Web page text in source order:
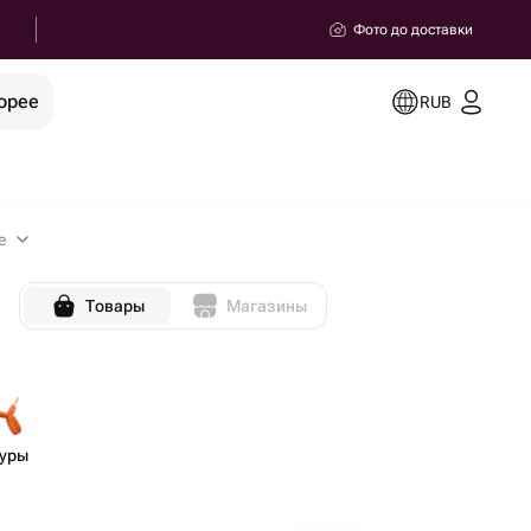
Фото до доставки
RUB
Товары Магазины